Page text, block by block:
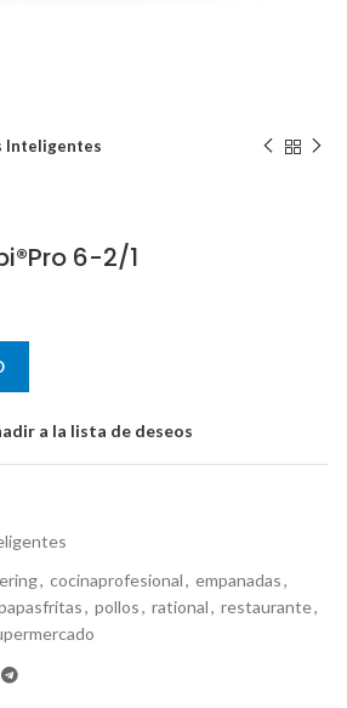
Inteligentes
6-2/1
a la lista de deseos
, cocinaprofesional, empanadas,
, pollos, rational, restaurante,